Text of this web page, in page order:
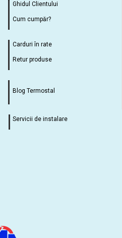
Ghidul Clientului
Cum cumpăr?
Carduri în rate
Retur produse
Blog Termostal
Servicii de instalare